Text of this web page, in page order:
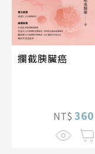
攔截胰臟癌
NT$ 360